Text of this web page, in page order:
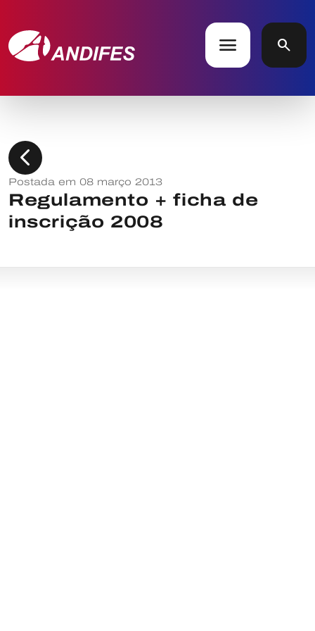
menu search
chevron_left
Postada em 08 março 2013
Regulamento + ficha de
inscrição 2008